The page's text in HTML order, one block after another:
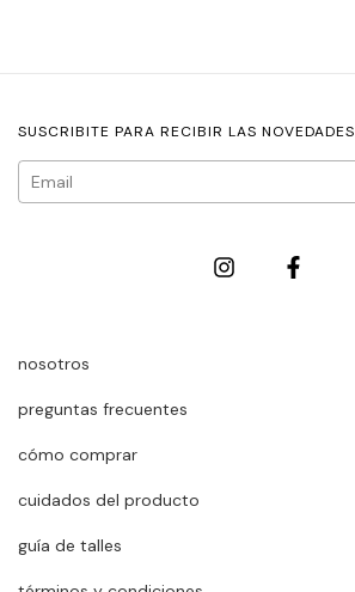
SUSCRIBITE PARA RECIBIR LAS NOVEDADES
nosotros
preguntas frecuentes
cómo comprar
cuidados del producto
guía de talles